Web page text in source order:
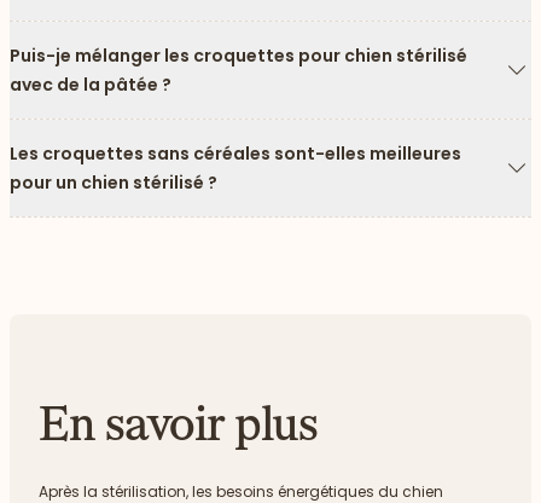
Puis-je mélanger les croquettes pour chien stérilisé
avec de la pâtée ?
Les croquettes sans céréales sont-elles meilleures
pour un chien stérilisé ?
En savoir plus
Après la stérilisation, les besoins énergétiques du chien